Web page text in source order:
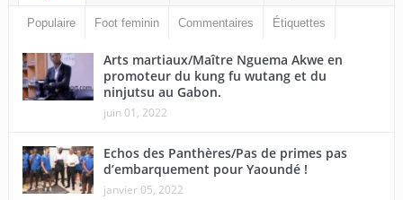
Populaire Foot feminin Commentaires Étiquettes
Arts martiaux/Maître Nguema Akwe en
promoteur du kung fu wutang et du
ninjutsu au Gabon.
juin 01, 2022
Echos des Panthères/Pas de primes pas
d’embarquement pour Yaoundé !
janvier 05, 2022